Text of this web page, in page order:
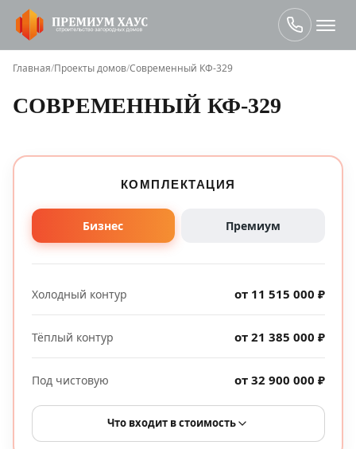
Главная/Проекты домов/Современный КФ-329
СОВРЕМЕННЫЙ КФ-329
КОМПЛЕКТАЦИЯ
Бизнес Премиум
Холодный контур от 11 515 000 ₽
Тёплый контур от 21 385 000 ₽
Под чистовую от 32 900 000 ₽
Что входит в стоимость